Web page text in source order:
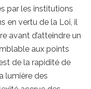
par les institutions
en vertu de la Loi, il
avant d’atteindre un
aux points
de la rapidité de
lumière des